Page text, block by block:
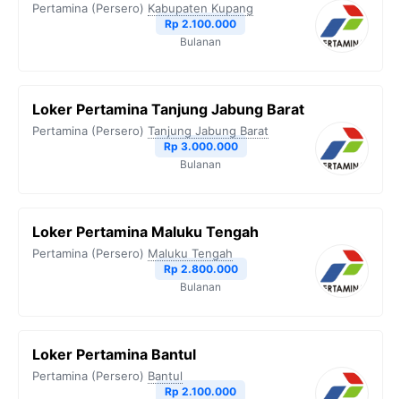
Pertamina (Persero) Kabupaten Kupang
Rp 2.100.000
Bulanan
Loker Pertamina Tanjung Jabung Barat
Pertamina (Persero) Tanjung Jabung Barat
Rp 3.000.000
Bulanan
Loker Pertamina Maluku Tengah
Pertamina (Persero) Maluku Tengah
Rp 2.800.000
Bulanan
Loker Pertamina Bantul
Pertamina (Persero) Bantul
Rp 2.100.000